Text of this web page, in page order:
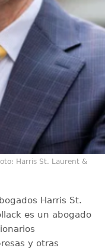
Harris St. Laurent &
Harris St.
es un abogado
y otras